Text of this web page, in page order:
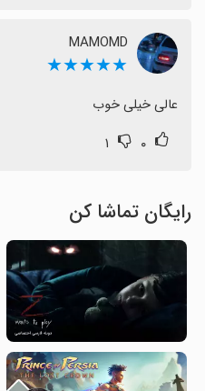
MAMOMD
★★★★★
عالی خیلی خوب
۰ ۱
رایگان تماشا کن